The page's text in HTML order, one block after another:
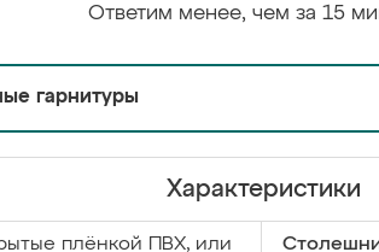
Ответим менее, чем за 15
гарнитуры
Характеристики
плёнкой ПВХ, или